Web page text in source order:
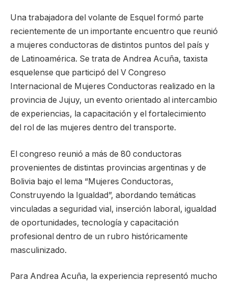
Una trabajadora del volante de Esquel formó parte
recientemente de un importante encuentro que reunió
a mujeres conductoras de distintos puntos del país y
de Latinoamérica. Se trata de Andrea Acuña, taxista
esquelense que participó del V Congreso
Internacional de Mujeres Conductoras realizado en la
provincia de Jujuy, un evento orientado al intercambio
de experiencias, la capacitación y el fortalecimiento
del rol de las mujeres dentro del transporte.
El congreso reunió a más de 80 conductoras
provenientes de distintas provincias argentinas y de
Bolivia bajo el lema “Mujeres Conductoras,
Construyendo la Igualdad”, abordando temáticas
vinculadas a seguridad vial, inserción laboral, igualdad
de oportunidades, tecnología y capacitación
profesional dentro de un rubro históricamente
masculinizado.
Para Andrea Acuña, la experiencia representó mucho